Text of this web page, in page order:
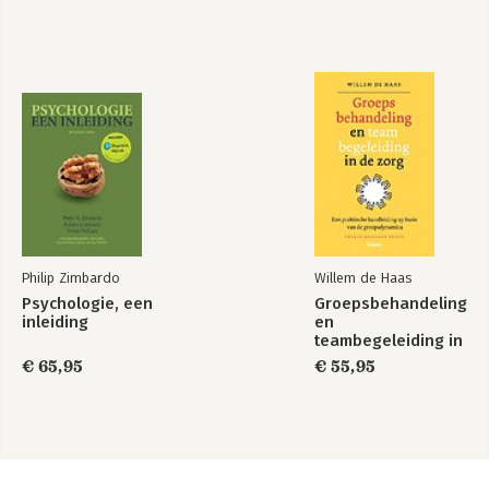
Philip Zimbardo
Psychologie, een
inleiding
€ 65,95
Willem de Haas
Groepsbehandeling
en
teambegeleiding in
de zorg
€ 55,95